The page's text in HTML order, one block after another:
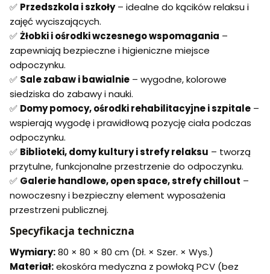
✅ Przedszkola i szkoły– idealne do kącików relaksu i
zajęć wyciszających.
✅Żłobki i ośrodki wczesnego wspomagania –
zapewniają bezpieczne i higieniczne miejsce
odpoczynku.
✅ Sale zabaw i bawialnie – wygodne, kolorowe
siedziska do zabawy i nauki.
✅ Domy pomocy, ośrodki rehabilitacyjne i szpitale –
wspierają wygodę i prawidłową pozycję ciała podczas
odpoczynku.
✅ Biblioteki, domy kultury i strefy relaksu – tworzą
przytulne, funkcjonalne przestrzenie do odpoczynku.
✅ Galerie handlowe, open space, strefy chillout –
nowoczesny i bezpieczny element wyposażenia
przestrzeni publicznej.
Specyfikacja techniczna
Wymiary:80 × 80 × 80 cm (Dł. × Szer. × Wys.)
Materiał:ekoskóra medyczna z powłoką PCV (bez